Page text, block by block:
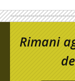
Rimani